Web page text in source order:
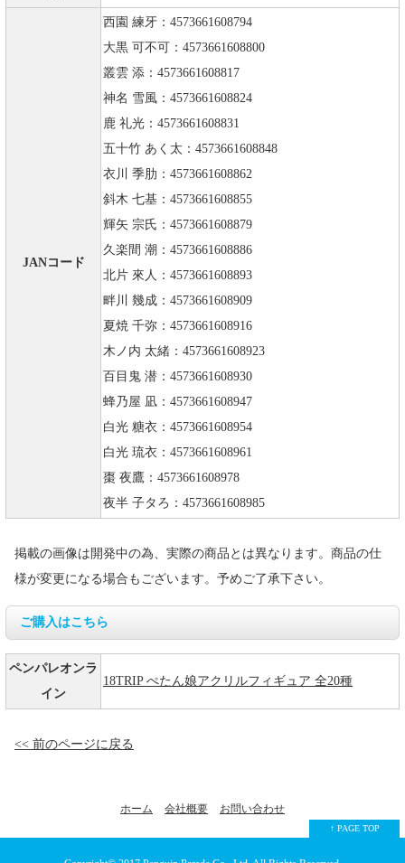
JANコード
西園 練牙：4573661608794
大黒 可不可：4573661608800
叢雲 添：4573661608817
神名 雪風：4573661608824
鹿 礼光：4573661608831
五十竹 あく太：4573661608848
衣川 季肋：4573661608862
斜木 七基：4573661608855
輝矢 宗氏：4573661608879
久楽間 潮：4573661608886
北片 來人：4573661608893
畔川 幾成：4573661608909
夏焼 千弥：4573661608916
木ノ内 太緒：4573661608923
百目鬼 潜：4573661608930
蜂乃屋 凪：4573661608947
白光 糖衣：4573661608954
白光 琉衣：4573661608961
棗 夜鷹：4573661608978
夜半 子タろ：4573661608985
掲載の画像は開発中の為、実際の商品とは異なります。商品の仕
様が変更になる場合もございます。予めご了承下さい。
ご購入はこちら
ペンパレオンラ
イン
18TRIP ぺたん娘アクリルフィギュア 全20種
<< 前のページに戻る
ホーム 会社概要 お問い合わせ
↑ PAGE TOP